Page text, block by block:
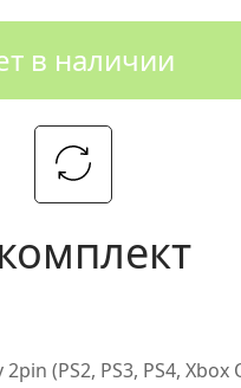
в наличии
(PS2, PS3, PS4, Xbox